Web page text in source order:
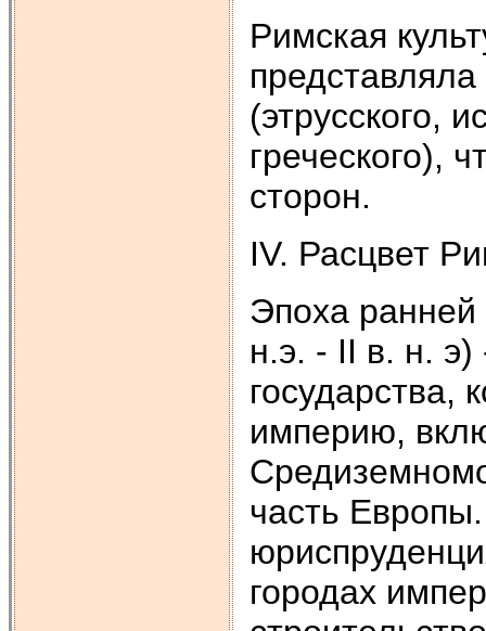
Римская
(этрусского,
греческого),
сторон.
IV. Расцвет
Эпоха ранней
н.э. - II в. н. э)
государства,
империю,
часть
городах